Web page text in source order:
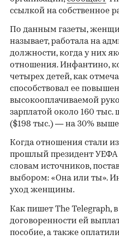
ссылкой на собственное
По данным газеты,
называет, работала на
должности, когда у них
отношения. Инфантино,
четырех детей, как
способствовал ее
высокооплачиваемой
зарплатой около 160
($198 тыс.) — на 30%
Когда отношения стали
прошлый президент
словам источников,
выбором: «Она или ты».
уход женщины.
Как пишет The Telegraph,
договоренности ей
пособие, а также